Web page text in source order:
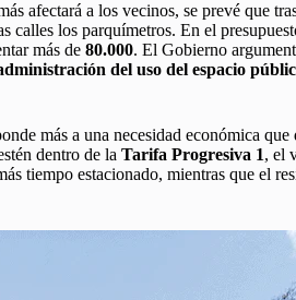
afectará a los vecinos, se prevé que
calles los parquímetros. En el
más de 80.000. El Gobierno
del uso del espacio
más a una necesidad económica
dentro de la Tarifa Progresiva 1, el
tiempo estacionado, mientras que el